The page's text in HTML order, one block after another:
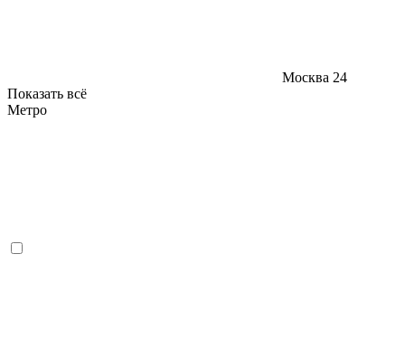
Москва 24
Показать всё
Метро